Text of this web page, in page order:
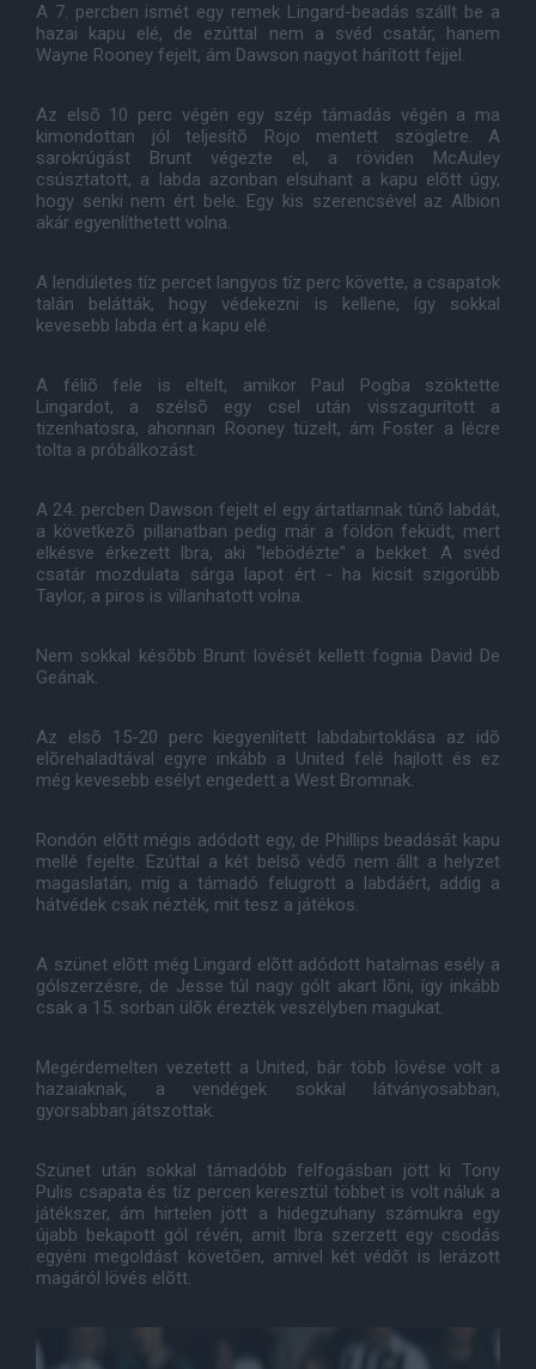
A 7. percben ismét egy remek Lingard-beadás szállt be a
hazai kapu elé, de ezúttal nem a svéd csatár, hanem
Wayne Rooney fejelt, ám Dawson nagyot hárított fejjel.
Az elsõ 10 perc végén egy szép támadás végén a ma
kimondottan jól teljesítõ Rojo mentett szögletre. A
sarokrúgást Brunt végezte el, a röviden McAuley
csúsztatott, a labda azonban elsuhant a kapu elõtt úgy,
hogy senki nem ért bele. Egy kis szerencsével az Albion
akár egyenlíthetett volna.
A lendületes tíz percet langyos tíz perc követte, a csapatok
talán belátták, hogy védekezni is kellene, így sokkal
kevesebb labda ért a kapu elé.
A féliõ fele is eltelt, amikor Paul Pogba szöktette
Lingardot, a szélsõ egy csel után visszagurított a
tizenhatosra, ahonnan Rooney tüzelt, ám Foster a lécre
tolta a próbálkozást.
A 24. percben Dawson fejelt el egy ártatlannak tûnõ labdát,
a következõ pillanatban pedig már a földön feküdt, mert
elkésve érkezett Ibra, aki "lebödézte" a bekket. A svéd
csatár mozdulata sárga lapot ért - ha kicsit szigorúbb
Taylor, a piros is villanhatott volna.
Nem sokkal késõbb Brunt lövését kellett fognia David De
Geának.
Az elsõ 15-20 perc kiegyenlített labdabirtoklása az idõ
elõrehaladtával egyre inkább a United felé hajlott és ez
még kevesebb esélyt engedett a West Bromnak.
Rondón elõtt mégis adódott egy, de Phillips beadását kapu
mellé fejelte. Ezúttal a két belsõ védõ nem állt a helyzet
magaslatán, míg a támadó felugrott a labdáért, addig a
hátvédek csak nézték, mit tesz a játékos.
A szünet elõtt még Lingard elõtt adódott hatalmas esély a
gólszerzésre, de Jesse túl nagy gólt akart lõni, így inkább
csak a 15. sorban ülõk érezték veszélyben magukat.
Megérdemelten vezetett a United, bár több lövése volt a
hazaiaknak, a vendégek sokkal látványosabban,
gyorsabban játszottak.
Szünet után sokkal támadóbb felfogásban jött ki Tony
Pulis csapata és tíz percen keresztül többet is volt náluk a
játékszer, ám hirtelen jött a hidegzuhany számukra egy
újabb bekapott gól révén, amit Ibra szerzett egy csodás
egyéni megoldást követõen, amivel két védõt is lerázott
magáról lövés elõtt.